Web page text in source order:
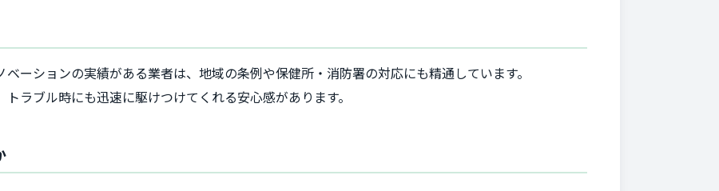
ーションの実績がある業者は、地域の条例や保健所・消防署の対応にも精通しています。
トラブル時にも迅速に駆けつけてくれる安心感があります。